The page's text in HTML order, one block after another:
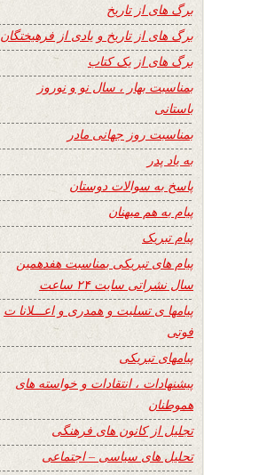
برگ های از تاریخ
برگ های از تاریخ و یادی از فرهیختگان
برگ های از یک کتاب
بمناسبت بهار ، سال نو و نوروز
باستانی
بمناسبت روز جهانی مادر
به یاد پدر
پاسخ به سوالات دوستان
پیام به هم میهنان
پیام تبریک
پیام های تبریکی بمناسبت هفدهمین
سال نشراتی سایت ۲۴ ساعت
پیامها ی تسلیت و همدری و اعـــلانا ت
فوتی
پیامهای تبریکی
پیشنهادات ، انتقادات و خواسته های
هموطنان
تجلیل از کانون های فرهنگی
تحلیل های سیاسی – اجتماعی